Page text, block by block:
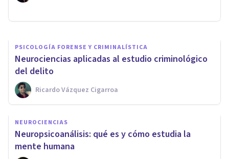
PSICOLOGÍA FORENSE Y CRIMINALÍSTICA
​Neurociencias aplicadas al estudio criminológico
del delito
Ricardo Vázquez Cigarroa
NEUROCIENCIAS
Neuropsicoanálisis: qué es y cómo estudia la
mente humana